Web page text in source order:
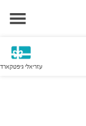
עזריאלי גיפטקארד